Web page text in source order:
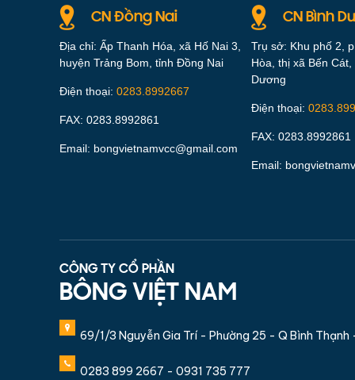
CN Đồng Nai
Địa chỉ: Ấp Thanh Hóa, xã Hố Nai 3,
huyện Trảng Bom, tỉnh Đồng Nai
Điện thoại: 0283.8992667
FAX: 0283.8992861
Email: bongvietnamvcc@gmail.com
CN Bình
Trụ sở: Khu phố 2,
Hòa, thị xã Bến
Dương
Điện thoại:
FAX: 0283.8992861
Email:
CÔNG TY CỔ PHẦN
BÔNG VIỆT NAM
69/1/3 Nguyễn Gia Trí - Phường 25 - Q Bình Thạnh
0283 899 2667 - 0931 735 777